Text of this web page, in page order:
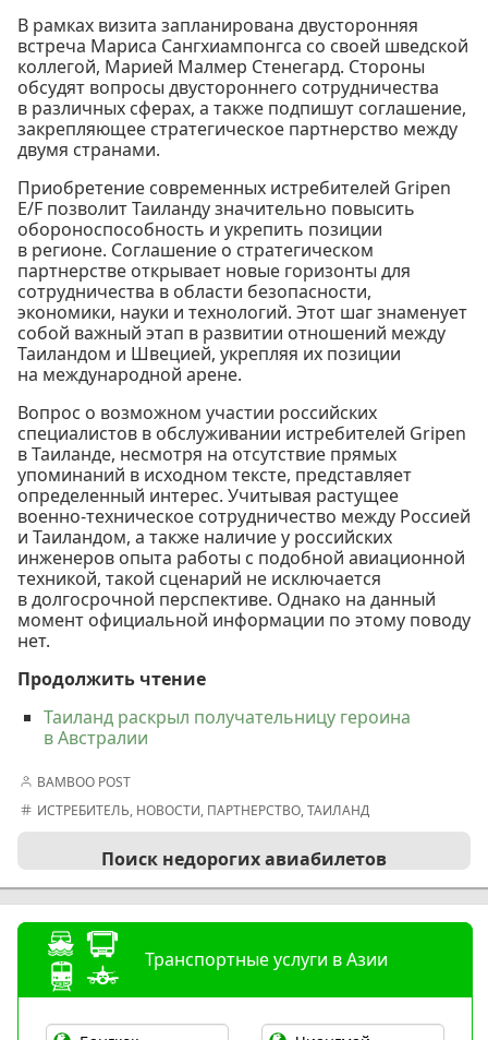
В рамках визита запланирована двусторонняя
встреча Мариса Сангхиампонгса со своей шведской
коллегой, Марией Малмер Стенегард. Стороны
обсудят вопросы двустороннего сотрудничества
в различных сферах, а также подпишут соглашение,
закрепляющее стратегическое партнерство между
двумя странами.
Приобретение современных истребителей Gripen
E/F позволит Таиланду значительно повысить
обороноспособность и укрепить позиции
в регионе. Соглашение о стратегическом
партнерстве открывает новые горизонты для
сотрудничества в области безопасности,
экономики, науки и технологий. Этот шаг знаменует
собой важный этап в развитии отношений между
Таиландом и Швецией, укрепляя их позиции
на международной арене.
Вопрос о возможном участии российских
специалистов в обслуживании истребителей Gripen
в Таиланде, несмотря на отсутствие прямых
упоминаний в исходном тексте, представляет
определенный интерес. Учитывая растущее
военно-техническое сотрудничество между Россией
и Таиландом, а также наличие у российских
инженеров опыта работы с подобной авиационной
техникой, такой сценарий не исключается
в долгосрочной перспективе. Однако на данный
момент официальной информации по этому поводу
нет.
Продолжить чтение
Таиланд раскрыл получательницу героина
в Австралии
BAMBOO POST
ИСТРЕБИТЕЛЬ, НОВОСТИ, ПАРТНЕРСТВО,ТАИЛАНД
Поиск недорогих авиабилетов
Транспортные услуги в Азии